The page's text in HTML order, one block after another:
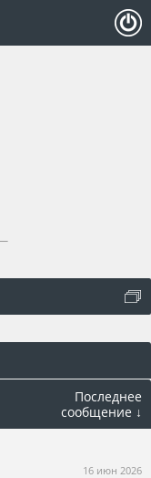
Последнее
сообщение ↓
16 июн 2026
оват